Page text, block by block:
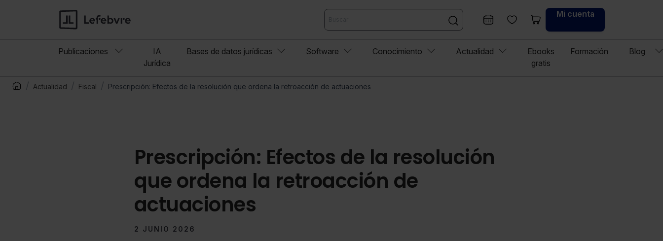
Mi cuenta
Publicaciones
IA
Jurídica
Bases de datos jurídicas Software Conocimiento Actualidad
Ebooks
gratis
Formación Blog
Actualidad Fiscal Prescripción: Efectos de la resolución que ordena la retroacción de actuaciones
Prescripción: Efectos de la resolución
que ordena la retroacción de
actuaciones
2 JUNIO 2026